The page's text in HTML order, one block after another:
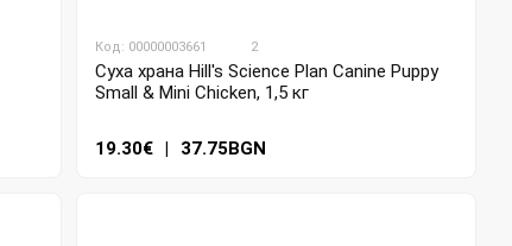
Код: 00000003661 2
Суха храна Hill's Science Plan Canine Puppy
Small & Mini Chicken, 1,5 кг
19.30€ | 37.75BGN